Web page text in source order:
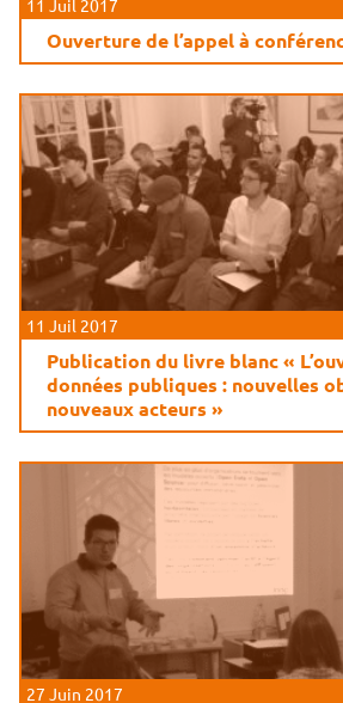
11 Juil 2017
Ouverture de l’appel à
11 Juil 2017
Publication du livre blanc «
données publiques : nouvelles
nouveaux acteurs »
27 Juin 2017